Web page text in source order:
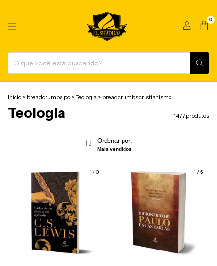
0
Início > breadcrumbs.pc > Teologia > breadcrumbs.cristianismo
Teologia 1477 produtos
Ordenar por:
Mais vendidos
1 /3 1 /5